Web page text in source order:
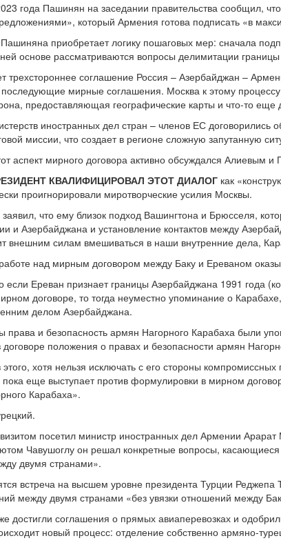
года Пашинян на заседании правительства сообщил,
который Армения готова подписать «в
приобретает логику пошаговых мер: сначала
основе рассматриваются вопросы делимитации
трехстороннее соглашение Россия – Азербайджан –
мирные соглашения. Москва к этому
предоставляющая географические карты и что-то еще
иностранных дел стран – членов ЕС
миссии, что создает в регионе сложную запутанную
аспект мирного договора активно обсуждался Алиевым
КВАЛИФИЦИРОВАЛ ЭТОТ ДИАЛОГ как
проигнорировали миротворческие усилия Москвы.
что ему близок подход Вашингтона и Брюсселя,
и Азербайджана и установление контактов между
внешним силам вмешиваться в наши внутренние дела,
над мирным договором между Баку и Ереваном
если Ереван признает границы Азербайджана 1991 года
договоре, то тогда неуместно упоминание о
делом Азербайджана.
права и безопасность армян Нагорного Карабаха были
положения о правах и безопасности армян
хотя нельзя исключать с его стороны
еще выступает против формулировки в мирном
Карабаха».
посетил министр иностранных дел Армении
Чавушоглу он решал конкретные вопросы, касающиеся
двумя странами».
встреча на высшем уровне президента Турции
между двумя странами «без увязки отношений между
достигли соглашения о прямых авиаперевозках и
новый процесс: отделение собственно армяно-